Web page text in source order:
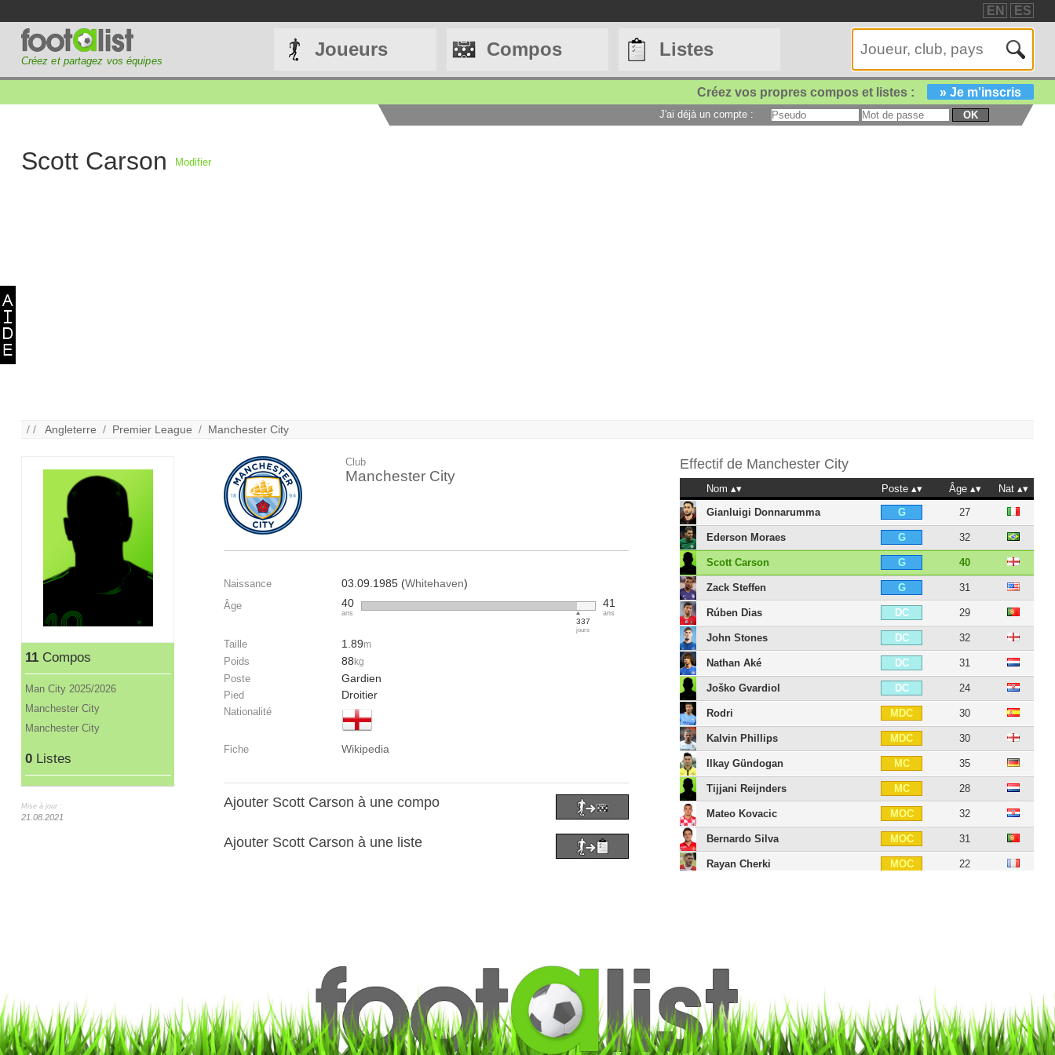
EN ES
Créez et partagez vos équipes
Joueurs Compos Listes
Créez vos propres compos et listes : » Je m'inscris
J'ai déjà un compte : OK
Scott Carson Modifier
/ /Angleterre / Premier League / Manchester City
11Compos
Man City 2025/2026
Manchester City
Manchester City
0Listes
Mise à jour :
21.08.2021
Club
Manchester City
Naissance 03.09.1985 (Whitehaven)
Âge 40
ans
337
jours
41
ans
Taille 1.89m
Poids 88 kg
Poste Gardien
Pied Droitier
Nationalité
Fiche Wikipedia
Ajouter Scott Carson à une compo
Ajouter Scott Carson à une liste
Effectif de Manchester City
Nom Poste Âge
Nat
Gianluigi Donnarumma
G 27
Ederson Moraes G 32
Scott Carson G 40
Zack Steffen G 31
Rúben Dias DC 29
John Stones DC 32
Nathan Aké DC 31
Joško Gvardiol DC 24
Rodri MDC 30
Kalvin Phillips MDC 30
Ilkay Gündogan MC 35
Tijjani Reijnders MC 28
Mateo Kovacic MOC 32
Bernardo Silva MOC 31
Rayan Cherki MOC 22
Savinho
Pep Guardiola E
56
21 joueurs